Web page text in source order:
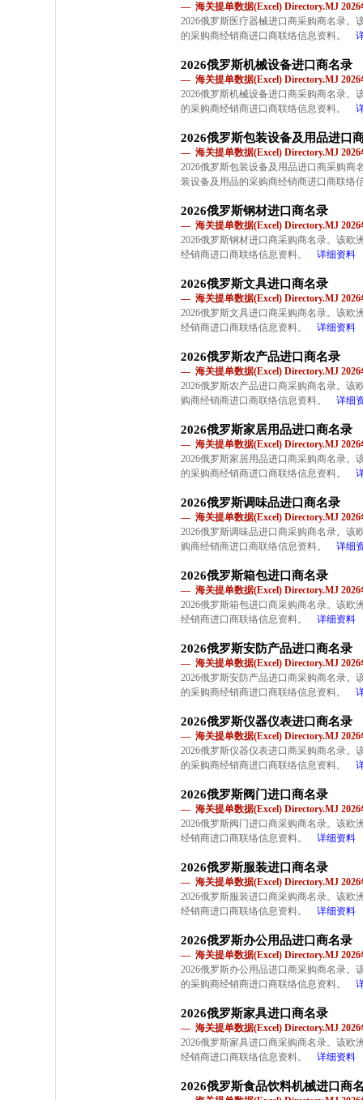
— 海关提单数据(Excel) Directory.MJ 2026
2026俄罗斯医疗器械进口商采购商名录。
的采购商经销商进口商联络信息资料。
2026俄罗斯机械设备进口商名录
— 海关提单数据(Excel) Directory.MJ 2026
2026俄罗斯机械设备进口商采购商名录。
的采购商经销商进口商联络信息资料。
2026俄罗斯包装设备及用品进口
— 海关提单数据(Excel) Directory.MJ 2026
2026俄罗斯包装设备及用品进口商采购商
装设备及用品的采购商经销商进口商联络
2026俄罗斯钢材进口商名录
— 海关提单数据(Excel) Directory.MJ 2026
2026俄罗斯钢材进口商采购商名录。该欧
经销商进口商联络信息资料。
详细资料
2026俄罗斯文具进口商名录
— 海关提单数据(Excel) Directory.MJ 2026
2026俄罗斯文具进口商采购商名录。该欧
经销商进口商联络信息资料。
详细资料
2026俄罗斯农产品进口商名录
— 海关提单数据(Excel) Directory.MJ 2026
2026俄罗斯农产品进口商采购商名录。该
购商经销商进口商联络信息资料。
详细
2026俄罗斯家居用品进口商名录
— 海关提单数据(Excel) Directory.MJ 2026
2026俄罗斯家居用品进口商采购商名录。
的采购商经销商进口商联络信息资料。
2026俄罗斯调味品进口商名录
— 海关提单数据(Excel) Directory.MJ 2026
2026俄罗斯调味品进口商采购商名录。该
购商经销商进口商联络信息资料。
详细
2026俄罗斯箱包进口商名录
— 海关提单数据(Excel) Directory.MJ 2026
2026俄罗斯箱包进口商采购商名录。该欧
经销商进口商联络信息资料。
详细资料
2026俄罗斯安防产品进口商名录
— 海关提单数据(Excel) Directory.MJ 2026
2026俄罗斯安防产品进口商采购商名录。
的采购商经销商进口商联络信息资料。
2026俄罗斯仪器仪表进口商名录
— 海关提单数据(Excel) Directory.MJ 2026
2026俄罗斯仪器仪表进口商采购商名录。
的采购商经销商进口商联络信息资料。
2026俄罗斯阀门进口商名录
— 海关提单数据(Excel) Directory.MJ 2026
2026俄罗斯阀门进口商采购商名录。该欧
经销商进口商联络信息资料。
详细资料
2026俄罗斯服装进口商名录
— 海关提单数据(Excel) Directory.MJ 2026
2026俄罗斯服装进口商采购商名录。该欧
经销商进口商联络信息资料。
详细资料
2026俄罗斯办公用品进口商名录
— 海关提单数据(Excel) Directory.MJ 2026
2026俄罗斯办公用品进口商采购商名录。
的采购商经销商进口商联络信息资料。
2026俄罗斯家具进口商名录
— 海关提单数据(Excel) Directory.MJ 2026
2026俄罗斯家具进口商采购商名录。该欧
经销商进口商联络信息资料。
详细资料
2026俄罗斯食品饮料机械进口商